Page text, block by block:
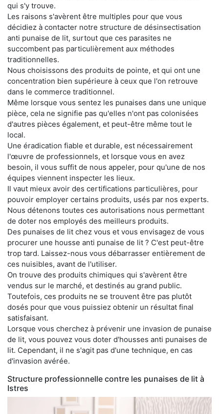
qui s'y trouve.
Les raisons s'avèrent être multiples pour que vous
décidiez à contacter notre structure de désinsectisation
anti punaise de lit, surtout que ces parasites ne
succombent pas particulièrement aux méthodes
traditionnelles.
Nous choisissons des produits de pointe, et qui ont une
concentration bien supérieure à ceux que l'on retrouve
dans le commerce traditionnel.
Même lorsque vous sentez les punaises dans une unique
pièce, cela ne signifie pas qu'elles n'ont pas colonisées
d'autres pièces également, et peut-être même tout le
local.
Une éradication fiable et durable, est nécessairement
l'œuvre de professionnels, et lorsque vous en avez
besoin, il vous suffit de nous appeler, pour qu'une de nos
équipes viennent inspecter les lieux.
Il vaut mieux avoir des certifications particulières, pour
pouvoir employer certains produits, usés par nos experts.
Nous détenons toutes ces autorisations nous permettant
de doter nos employés des meilleurs produits.
Des punaises de lit chez vous et vous envisagez de vous
procurer une housse anti punaise de lit ? C'est peut-être
trop tard. Laissez-nous vous débarrasser entièrement de
ces nuisibles, avant de l'utiliser.
On trouve des produits chimiques qui s'avèrent être
vendus sur le marché, et destinés au grand public.
Toutefois, ces produits ne se trouvent être pas plutôt
dosés pour que vous puissiez obtenir un résultat final
satisfaisant.
Lorsque vous cherchez à prévenir une invasion de punaise
de lit, vous pouvez vous doter d'housses anti punaises de
lit. Cependant, il ne s'agit pas d'une technique, en cas
d'invasion avérée.
Structure professionnelle contre les punaises de lit à
Istres